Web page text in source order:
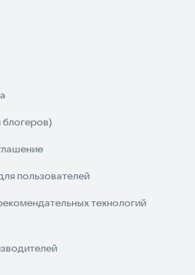
пользователей
технологий